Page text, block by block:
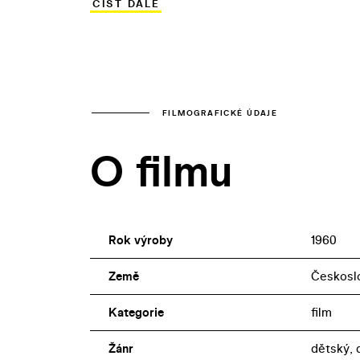
objevil v dalších osmi filmech. V
ČÍST DÁLE
FILMOGRAFICKÉ ÚDAJE
O filmu
Rok výroby 1960
Země
Kategorie film
Žánr dětský,